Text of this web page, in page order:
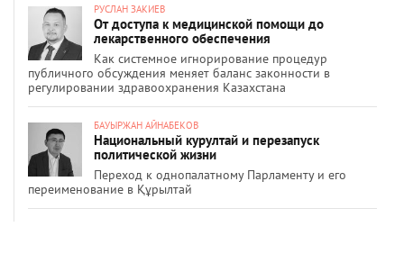
РУСЛАН ЗАКИЕВ
От доступа к медицинской помощи до
лекарственного обеспечения
Как системное игнорирование процедур
публичного обсуждения меняет баланс законности в
регулировании здравоохранения Казахстана
БАУЫРЖАН АЙНАБЕКОВ
Национальный курултай и перезапуск
политической жизни
Переход к однопалатному Парламенту и его
переименование в Құрылтай